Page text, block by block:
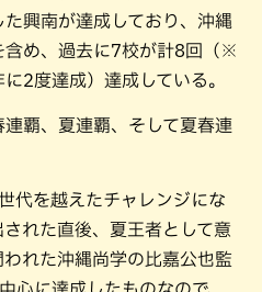
興南が達成しており、沖縄
含め、過去に7校が計8回（※
2度達成）達成している。
覇、夏連覇、そして夏春連
代を越えたチャレンジにな
れた直後、夏王者として意
れた沖縄尚学の比嘉公也監